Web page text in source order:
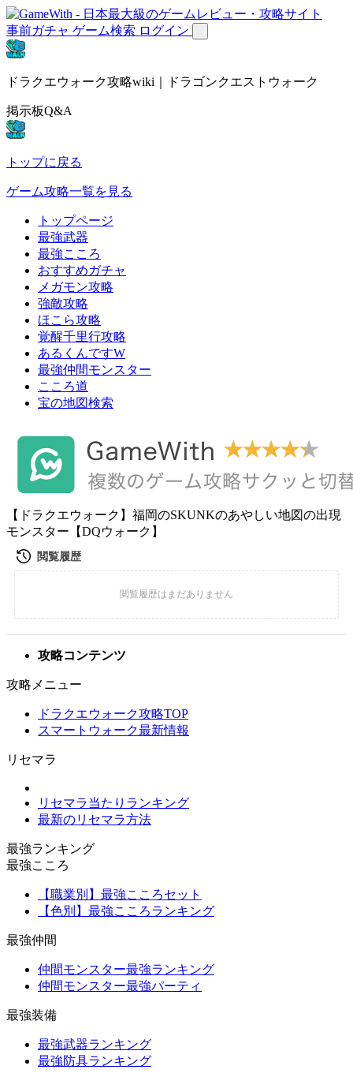
事前ガチャ ゲーム検索 ログイン
ドラクエウォーク攻略wiki｜ドラゴンクエストウォーク
掲示板Q&A
トップに戻る
ゲーム攻略一覧を見る
トップページ
最強武器
最強こころ
おすすめガチャ
メガモン攻略
強敵攻略
ほこら攻略
覚醒千里行攻略
あるくんですW
最強仲間モンスター
こころ道
宝の地図検索
【ドラクエウォーク】福岡のSKUNKのあやしい地図の出現
モンスター【DQウォーク】
攻略コンテンツ
攻略メニュー
ドラクエウォーク攻略TOP
スマートウォーク最新情報
リセマラ
リセマラ当たりランキング
最新のリセマラ方法
最強ランキング
最強こころ
【職業別】最強こころセット
【色別】最強こころランキング
最強仲間
仲間モンスター最強ランキング
仲間モンスター最強パーティ
最強装備
最強武器ランキング
最強防具ランキング